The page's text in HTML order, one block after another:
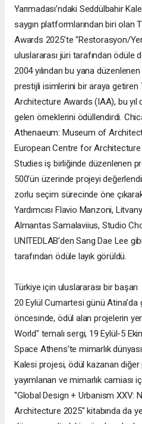
Yarımadası’ndaki Seddülbahir
saygın platformlarından biri
Awards 2025’te "Restorasyon/
uluslararası jüri tarafından ödüle
2004 yılından bu yana düzenlenen
prestijli isimlerini bir araya getiren
Architecture Awards (IAA), bu yıl
gelen örneklerini ödüllendirdi.
Athenaeum: Museum of
European Centre for
Studies iş birliğinde düzenlenen
500’ün üzerinde projeyi
zorlu seçim sürecinde öne
Yardımcısı Flavio Manzoni,
Almantas Samalaviius, Studio
UNITEDLAB’den Sang Dae Lee
tarafından ödüle layık görüldü.
Türkiye için uluslararası bir başarı
20 Eylül Cumartesi günü
öncesinde, ödül alan projelerin
World" temalı sergi, 19 Eylül-5
Space Athens’te mimarlık
Kalesi projesi, ödül kazanan diğer
yayımlanan ve mimarlık camiası
"Global Design + Urbanism XXV:
Architecture 2025" kitabında da